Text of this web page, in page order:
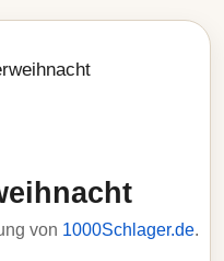
von 1000Schlager.de.